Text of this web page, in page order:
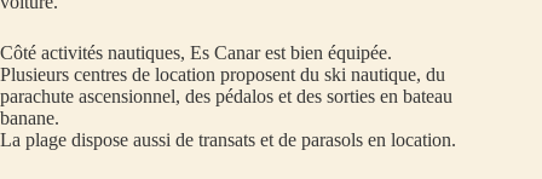
Côté activités nautiques, Es Canar est bien équipée.
Plusieurs centres de location proposent du ski nautique, du
parachute ascensionnel, des pédalos et des sorties en bateau
banane.
La plage dispose aussi de transats et de parasols en location.